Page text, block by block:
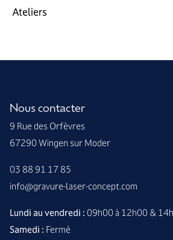
Ateliers
Nous contacter
9 Rue des Orfèvres
67290 Wingen sur Moder
03 88 91 17 85
info@gravure-laser-concept.com
Lundi au vendredi : 09h00 à 12h00 &
Samedi : Fermé